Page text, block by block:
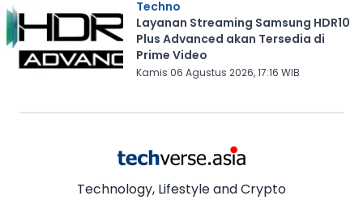
Techno
Layanan Streaming Samsung HDR10
Plus Advanced akan Tersedia di
Prime Video
Kamis 06 Agustus 2026, 17:16 WIB
Technology, Lifestyle and Crypto